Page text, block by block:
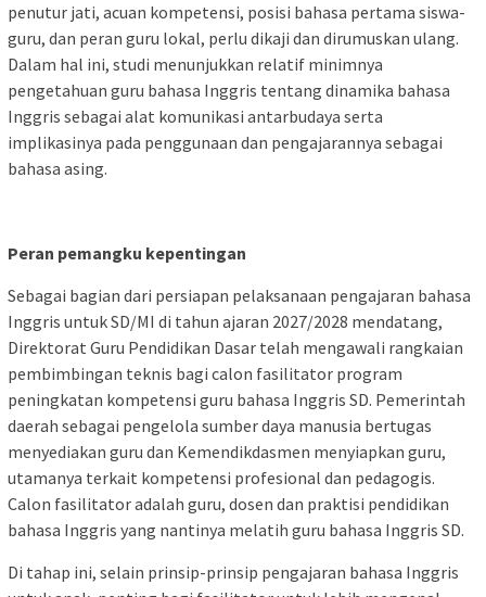
penutur jati, acuan kompetensi, posisi bahasa pertama siswa-
guru, dan peran guru lokal, perlu dikaji dan dirumuskan ulang.
Dalam hal ini, studi menunjukkan relatif minimnya
pengetahuan guru bahasa Inggris tentang dinamika bahasa
Inggris sebagai alat komunikasi antarbudaya serta
implikasinya pada penggunaan dan pengajarannya sebagai
bahasa asing.
Peran pemangku kepentingan
Sebagai bagian dari persiapan pelaksanaan pengajaran bahasa
Inggris untuk SD/MI di tahun ajaran 2027/2028 mendatang,
Direktorat Guru Pendidikan Dasar telah mengawali rangkaian
pembimbingan teknis bagi calon fasilitator program
peningkatan kompetensi guru bahasa Inggris SD. Pemerintah
daerah sebagai pengelola sumber daya manusia bertugas
menyediakan guru dan Kemendikdasmen menyiapkan guru,
utamanya terkait kompetensi profesional dan pedagogis.
Calon fasilitator adalah guru, dosen dan praktisi pendidikan
bahasa Inggris yang nantinya melatih guru bahasa Inggris SD.
Di tahap ini, selain prinsip-prinsip pengajaran bahasa Inggris